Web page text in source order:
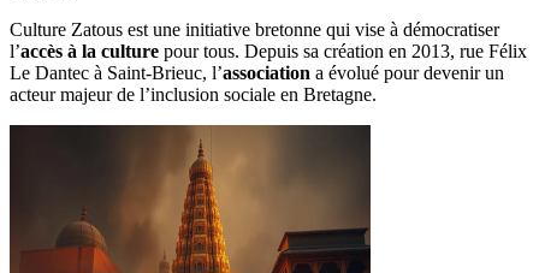
Culture Zatous est une initiative bretonne qui vise à démocratiser
l’accès à la culture pour tous. Depuis sa création en 2013, rue Félix
Le Dantec à Saint-Brieuc, l’association a évolué pour devenir un
acteur majeur de l’inclusion sociale en Bretagne.